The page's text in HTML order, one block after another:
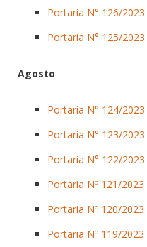
Portaria N° 126/2023
Portaria N° 125/2023
Agosto
Portaria N° 124/2023
Portaria N° 123/2023
Portaria N° 122/2023
Portaria Nº 121/2023
Portaria Nº 120/2023
Portaria Nº 119/2023